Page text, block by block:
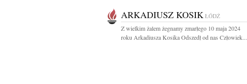
ARKADIUSZ KOSIK ŁÓDŹ
Z wielkim żalem żegnamy zmarłego 10 maja 2024
roku Arkadiusza Kosika Odszedł od nas Człowiek...